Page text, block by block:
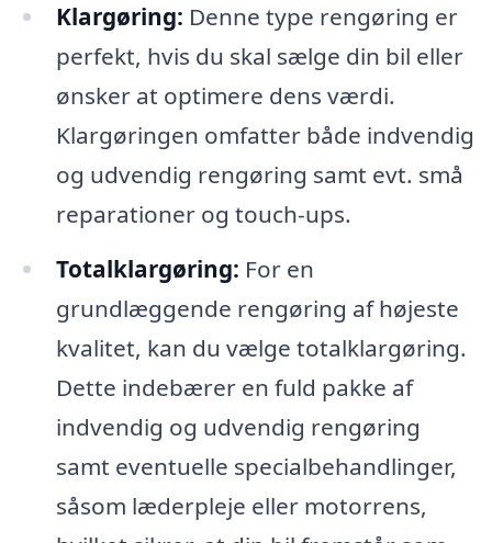
Klargøring: Denne type rengøring er
perfekt, hvis du skal sælge din bil eller
ønsker at optimere dens værdi.
Klargøringen omfatter både indvendig
og udvendig rengøring samt evt. små
reparationer og touch-ups.
Totalklargøring: For en
grundlæggende rengøring af højeste
kvalitet, kan du vælge totalklargøring.
Dette indebærer en fuld pakke af
indvendig og udvendig rengøring
samt eventuelle specialbehandlinger,
såsom læderpleje eller motorrens,